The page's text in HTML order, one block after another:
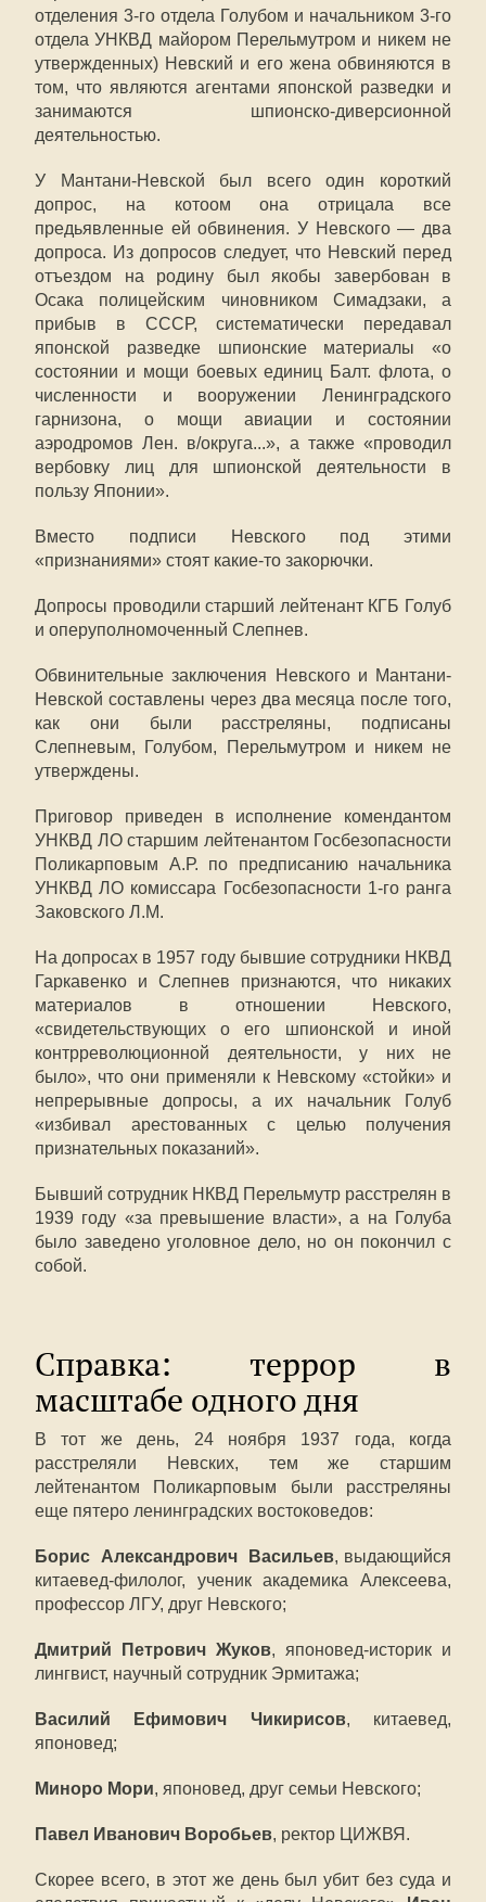
отделения 3-го отдела Голубом и начальником 3-го
отдела УНКВД майором Перельмутром и никем не
утвержденных) Невский и его жена обвиняются в
том, что являются агентами японской разведки и
занимаются шпионско-диверсионной
деятельностью.
У Мантани-Невской был всего один короткий
допрос, на котоом она отрицала все
предьявленные ей обвинения. У Невского — два
допроса. Из допросов следует, что Невский перед
отъездом на родину был якобы завербован в
Осака полицейским чиновником Симадзаки, а
прибыв в СССР, систематически передавал
японской разведке шпионские материалы «о
состоянии и мощи боевых единиц Балт. флота, о
численности и вооружении Ленинградского
гарнизона, о мощи авиации и состоянии
аэродромов Лен. в/округа...», а также «проводил
вербовку лиц для шпионской деятельности в
пользу Японии».
Вместо подписи Невского под этими
«признаниями» стоят какие-то закорючки.
Допросы проводили старший лейтенант КГБ Голуб
и оперуполномоченный Слепнев.
Обвинительные заключения Невского и Мантани-
Невской составлены через два месяца после того,
как они были расстреляны, подписаны
Слепневым, Голубом, Перельмутром и никем не
утверждены.
Приговор приведен в исполнение комендантом
УНКВД ЛО старшим лейтенантом Госбезопасности
Поликарповым А.Р. по предписанию начальника
УНКВД ЛО комиссара Госбезопасности 1-го ранга
Заковского Л.М.
На допросах в 1957 году бывшие сотрудники НКВД
Гаркавенко и Слепнев признаются, что никаких
материалов в отношении Невского,
«свидетельствующих о его шпионской и иной
контрреволюционной деятельности, у них не
было», что они применяли к Невскому «стойки» и
непрерывные допросы, а их начальник Голуб
«избивал арестованных с целью получения
признательных показаний».
Бывший сотрудник НКВД Перельмутр расстрелян в
1939 году «за превышение власти», а на Голуба
было заведено уголовное дело, но он покончил с
собой.
Справка: террор в
масштабе одного дня
В тот же день, 24 ноября 1937 года, когда
расстреляли Невских, тем же старшим
лейтенантом Поликарповым были расстреляны
еще пятеро ленинградских востоковедов:
Борис Александрович Васильев, выдающийся
китаевед-филолог, ученик академика Алексеева,
профессор ЛГУ, друг Невского;
Дмитрий Петрович Жуков, японовед-историк и
лингвист, научный сотрудник Эрмитажа;
Василий Ефимович Чикирисов, китаевед,
японовед;
Миноро Мори, японовед, друг семьи Невского;
Павел Иванович Воробьев, ректор ЦИЖВЯ.
Скорее всего, в этот же день был убит без суда и